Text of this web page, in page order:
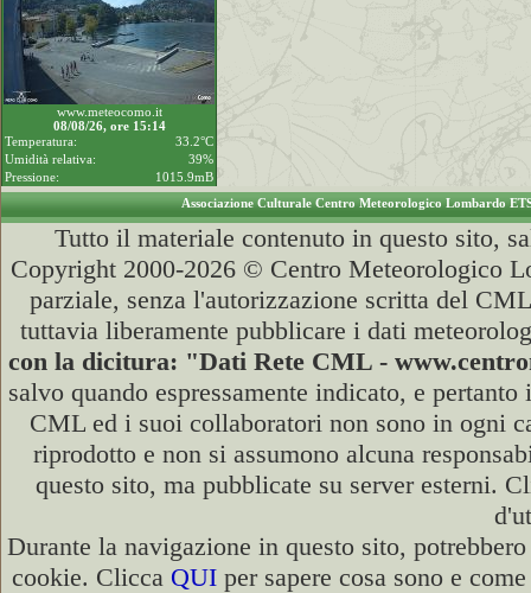
www.meteocomo.it
08/08/26, ore 15:14
Temperatura:
33.2°C
Umidità relativa:
39%
Pressione:
1015.9mB
Associazione Culturale Centro Meteorologico Lombardo
Tutto il materiale contenuto in questo sito,
Copyright 2000-2026 © Centro Meteorologico
parziale, senza l'autorizzazione scritta del
tuttavia liberamente pubblicare i dati
con la dicitura: "Dati Rete CML -
salvo quando espressamente indicato, e
CML ed i suoi collaboratori non sono in ogni
riprodotto e non si assumono alcuna
questo sito, ma pubblicate su server esterni.
Durante la navigazione in questo sito,
cookie. Clicca QUI per sapere cosa sono e